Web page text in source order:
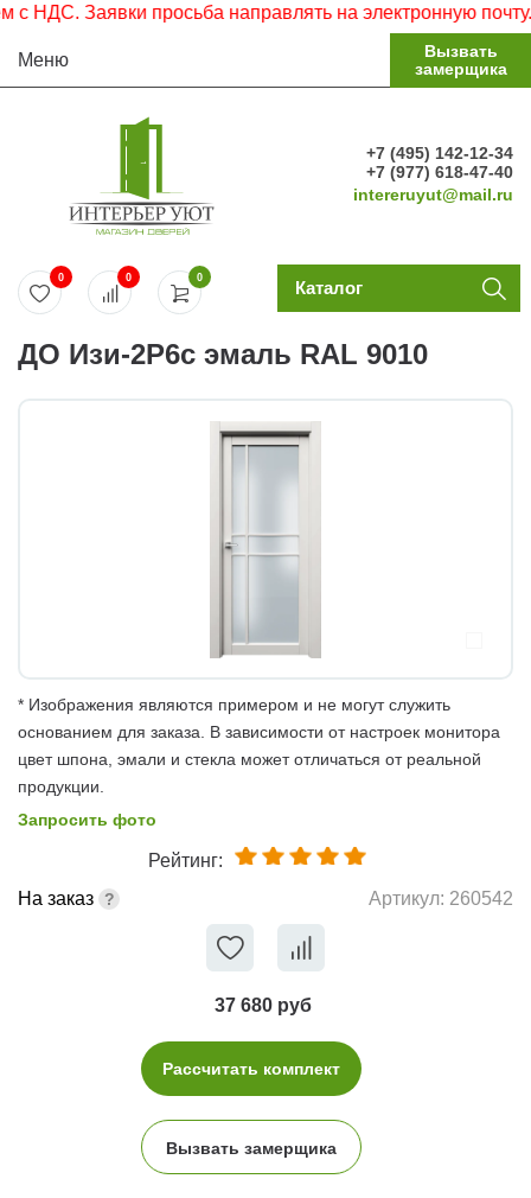
Заявки просьба направлять на электронную почту.
Меню
Вызвать
замерщика
+7 (495) 142-12-34
+7 (977) 618-47-40
intereruyut@mail.ru
0
0 0 Каталог
ДО Изи-2Р6с эмаль RAL 9010
* Изображения являются примером и не могут служить
основанием для заказа. В зависимости от настроек монитора
цвет шпона, эмали и стекла может отличаться от реальной
продукции.
Запросить фото
Рейтинг:
На заказ
Артикул: 260542
37 680 руб
Рассчитать комплект
Вызвать замерщика